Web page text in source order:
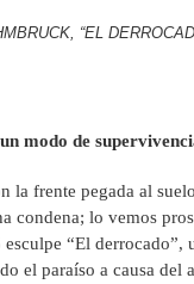
“EL
modo de
la frente pegada al
condena; lo vemos
“El derrocado”,
el paraíso a causa del